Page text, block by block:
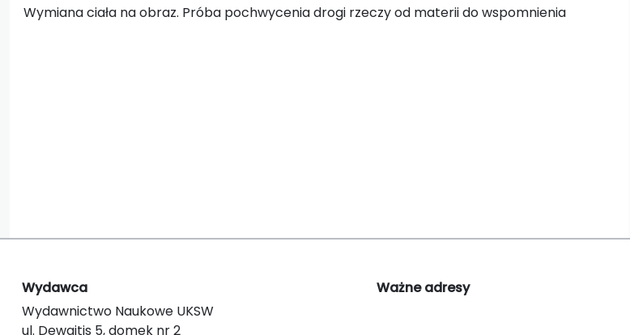
Wymiana ciała na obraz. Próba pochwycenia drogi rzeczy od materii do wspomnienia
Wydawca
Wydawnictwo Naukowe UKSW
ul. Dewajtis 5, domek nr 2
Ważne adresy